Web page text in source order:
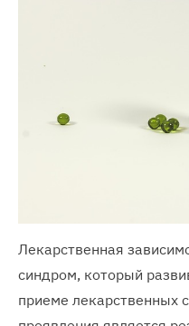
Лекарственная
синдром, который
приеме лекарственных